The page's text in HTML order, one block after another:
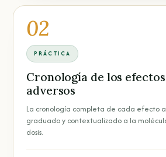
02
PRÁCTICA
Cronología de los efectos
adversos
La cronología completa de cada efecto
graduado y contextualizado a la
dosis.